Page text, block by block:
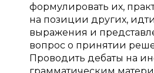
формулировать их,
на позиции других,
выражения и
вопрос о принятии
Проводить дебаты на